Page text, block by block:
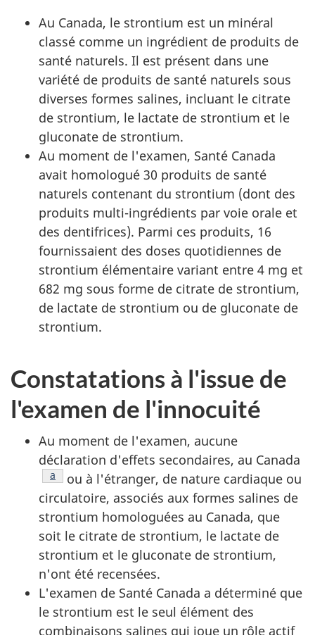
Au Canada, le strontium est un minéral
classé comme un ingrédient de produits de
santé naturels. Il est présent dans une
variété de produits de santé naturels sous
diverses formes salines, incluant le citrate
de strontium, le lactate de strontium et le
gluconate de strontium.
Au moment de l'examen, Santé Canada
avait homologué 30 produits de santé
naturels contenant du strontium (dont des
produits multi-ingrédients par voie orale et
des dentifrices). Parmi ces produits, 16
fournissaient des doses quotidiennes de
strontium élémentaire variant entre 4 mg et
682 mg sous forme de citrate de strontium,
de lactate de strontium ou de gluconate de
strontium.
Constatations à l'issue de
l'examen de l'innocuité
Au moment de l'examen, aucune
déclaration d'effets secondaires, au Canada
Note de bas de page
a
ou à l'étranger, de nature cardiaque ou
circulatoire, associés aux formes salines de
strontium homologuées au Canada, que
soit le citrate de strontium, le lactate de
strontium et le gluconate de strontium,
n'ont été recensées.
L'examen de Santé Canada a déterminé que
le strontium est le seul élément des
combinaisons salines qui joue un rôle actif